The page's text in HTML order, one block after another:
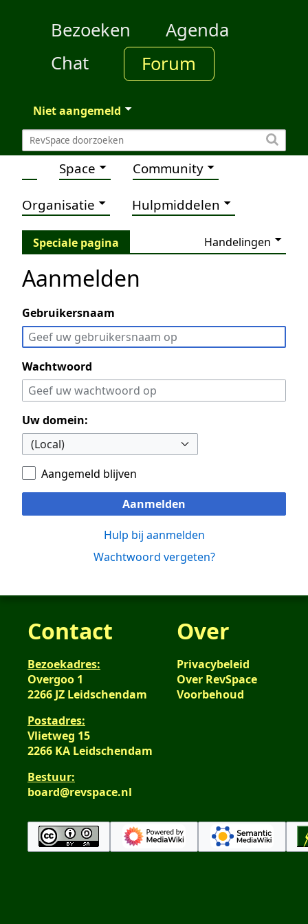
Bezoeken
Agenda
Chat
Forum
Niet aangemeld
Space Community
Organisatie Hulpmiddelen
Speciale pagina Handelingen
Aanmelden
Gebruikersnaam
Wachtwoord
Uw domein:
Aangemeld blijven
Aanmelden
Hulp bij aanmelden
Wachtwoord vergeten?
Contact
Bezoekadres:
Overgoo 1
2266 JZ Leidschendam
Postadres:
Vlietweg 15
2266 KA Leidschendam
Bestuur:
board@revspace.nl
Over
Privacybeleid
Over RevSpace
Voorbehoud